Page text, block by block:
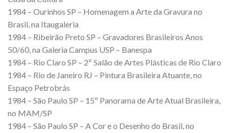
1984 – Ourinhos SP – Homenagem a Arte da Gravura no
Brasil, na Itaugaleria
1984 – Ribeirão Preto SP – Gravadores Brasileiros Anos
50/60, na Galeria Campus USP – Banespa
1984 – Rio Claro SP – 2º Salão de Artes Plásticas de Rio Claro
1984 – Rio de Janeiro RJ – Pintura Brasileira Atuante, no
Espaço Petrobrás
1984 – São Paulo SP – 15º Panorama de Arte Atual Brasileira,
no MAM/SP
1984 – São Paulo SP – A Cor e o Desenho do Brasil, no